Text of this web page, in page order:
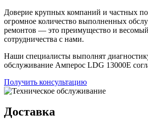
Доверие крупных компаний и частных
огромное количество выполненных
ремонтов — это преимущество и
сотрудничества с нами.
Наши специалисты выполнят
обслуживание Амперос LDG 13000E
Получить консультацию
Доставка